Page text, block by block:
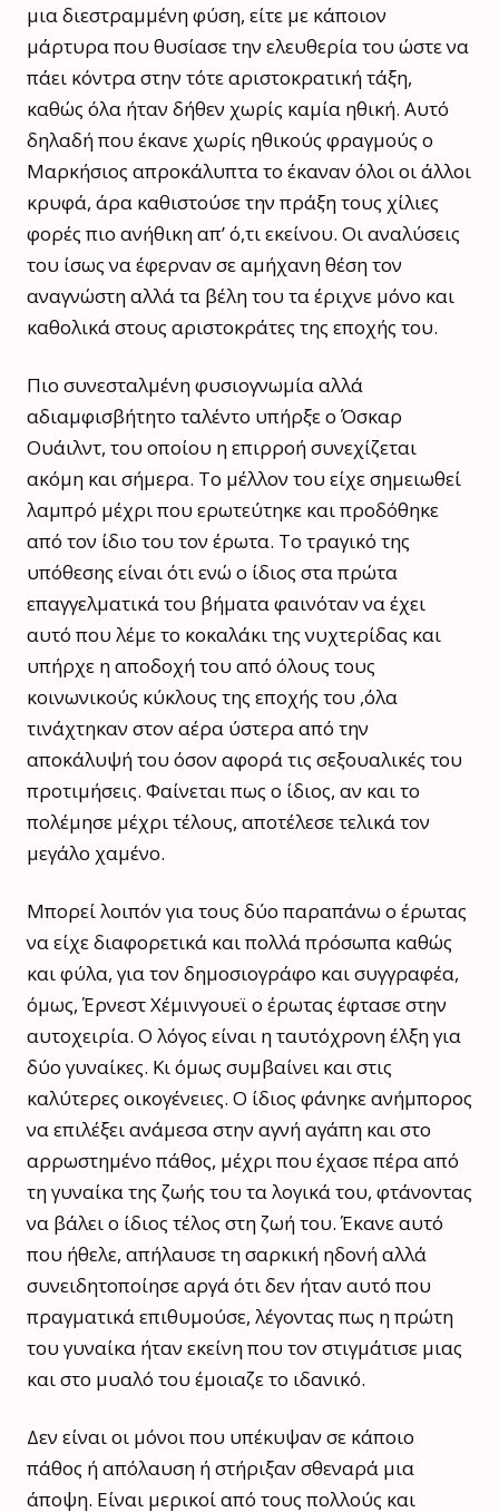
μια διεστραμμένη φύση, είτε με κάποιον
μάρτυρα που θυσίασε την ελευθερία του ώστε να
πάει κόντρα στην τότε αριστοκρατική τάξη,
καθώς όλα ήταν δήθεν χωρίς καμία ηθική. Αυτό
δηλαδή που έκανε χωρίς ηθικούς φραγμούς ο
Μαρκήσιος απροκάλυπτα το έκαναν όλοι οι άλλοι
κρυφά, άρα καθιστούσε την πράξη τους χίλιες
φορές πιο ανήθικη απ’ ό,τι εκείνου. Οι αναλύσεις
του ίσως να έφερναν σε αμήχανη θέση τον
αναγνώστη αλλά τα βέλη του τα έριχνε μόνο και
καθολικά στους αριστοκράτες της εποχής του.
Πιο συνεσταλμένη φυσιογνωμία αλλά
αδιαμφισβήτητο ταλέντο υπήρξε ο Όσκαρ
Ουάιλντ, του οποίου η επιρροή συνεχίζεται
ακόμη και σήμερα. Το μέλλον του είχε σημειωθεί
λαμπρό μέχρι που ερωτεύτηκε και προδόθηκε
από τον ίδιο του τον έρωτα. Το τραγικό της
υπόθεσης είναι ότι ενώ ο ίδιος στα πρώτα
επαγγελματικά του βήματα φαινόταν να έχει
αυτό που λέμε το κοκαλάκι της νυχτερίδας και
υπήρχε η αποδοχή του από όλους τους
κοινωνικούς κύκλους της εποχής του ,όλα
τινάχτηκαν στον αέρα ύστερα από την
αποκάλυψή του όσον αφορά τις σεξουαλικές του
προτιμήσεις. Φαίνεται πως ο ίδιος, αν και το
πολέμησε μέχρι τέλους, αποτέλεσε τελικά τον
μεγάλο χαμένο.
Μπορεί λοιπόν για τους δύο παραπάνω ο έρωτας
να είχε διαφορετικά και πολλά πρόσωπα καθώς
και φύλα, για τον δημοσιογράφο και συγγραφέα,
όμως, Έρνεστ Χέμινγουεϊ ο έρωτας έφτασε στην
αυτοχειρία. Ο λόγος είναι η ταυτόχρονη έλξη για
δύο γυναίκες. Κι όμως συμβαίνει και στις
καλύτερες οικογένειες. Ο ίδιος φάνηκε ανήμπορος
να επιλέξει ανάμεσα στην αγνή αγάπη και στο
αρρωστημένο πάθος, μέχρι που έχασε πέρα από
τη γυναίκα της ζωής του τα λογικά του, φτάνοντας
να βάλει ο ίδιος τέλος στη ζωή του. Έκανε αυτό
που ήθελε, απήλαυσε τη σαρκική ηδονή αλλά
συνειδητοποίησε αργά ότι δεν ήταν αυτό που
πραγματικά επιθυμούσε, λέγοντας πως η πρώτη
του γυναίκα ήταν εκείνη που τον στιγμάτισε μιας
και στο μυαλό του έμοιαζε το ιδανικό.
Δεν είναι οι μόνοι που υπέκυψαν σε κάποιο
πάθος ή απόλαυση ή στήριξαν σθεναρά μια
άποψη. Είναι μερικοί από τους πολλούς και